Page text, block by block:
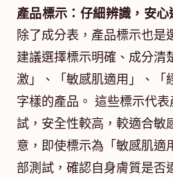
產品標示：仔細辨識，安心
除了成分表，產品標示也是
建議選擇標示明確、成分清
激」、「敏感肌適用」、「
字樣的產品。 這些標示代
試，安全性較高，較適合敏
意，即使標示為「敏感肌適
部測試，確認自身膚質是否